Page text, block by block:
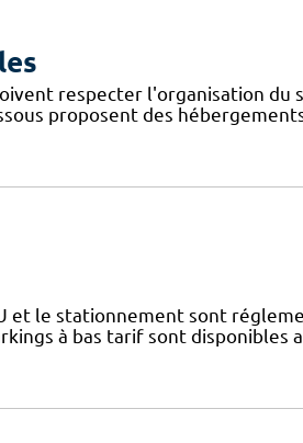
respecter l'organisation du
proposent des
et le stationnement sont
à bas tarif sont disponibles